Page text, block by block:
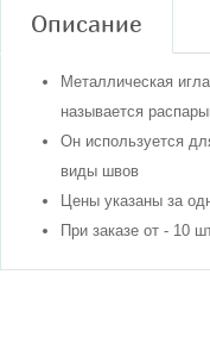
Описание
Металлическая
называется
Он используется
виды швов
Цены указаны за
При заказе от - 10